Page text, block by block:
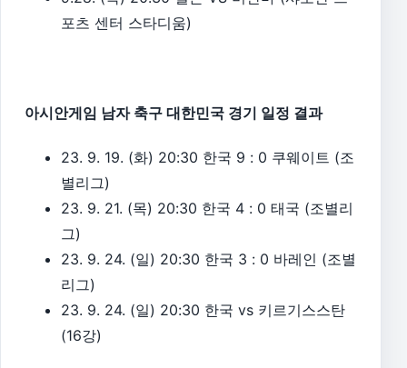
포츠 센터 스타디움)
아시안게임 남자 축구 대한민국 경기 일정 결과
23. 9. 19. (화) 20:30 한국 9 : 0 쿠웨이트 (조
별리그)
23. 9. 21. (목) 20:30 한국 4 : 0 태국 (조별리
그)
23. 9. 24. (일) 20:30 한국 3 : 0 바레인 (조별
리그)
23. 9. 24. (일) 20:30 한국 vs 키르기스스탄
(16강)